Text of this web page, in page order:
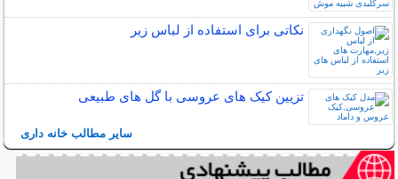
نکاتی برای استفاده از لباس زیر
تزیین کیک های عروسی با گل های طبیعی
سایر مطالب خانه داری